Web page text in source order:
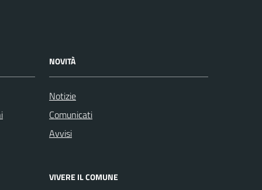
NOVITÀ
Notizie
Comunicati
Avvisi
VIVERE IL COMUNE